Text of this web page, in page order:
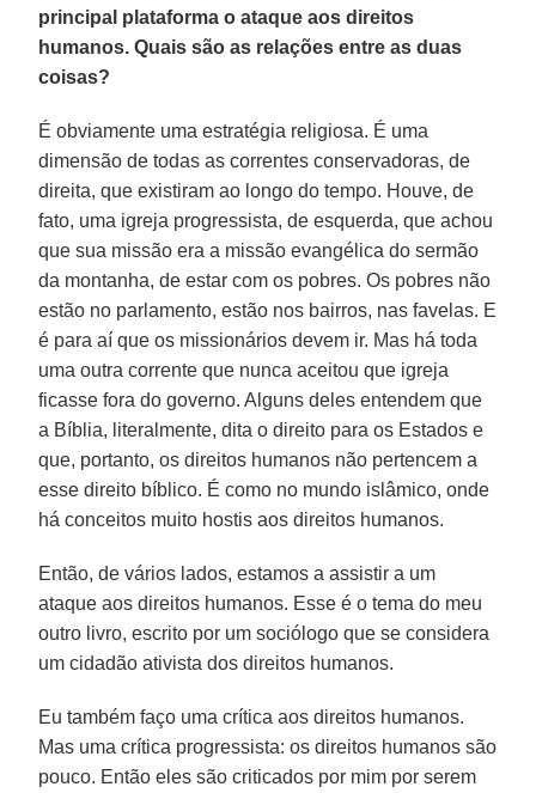
principal plataforma o ataque aos direitos
humanos. Quais são as relações entre as duas
coisas?
É obviamente uma estratégia religiosa. É uma
dimensão de todas as correntes conservadoras, de
direita, que existiram ao longo do tempo. Houve, de
fato, uma igreja progressista, de esquerda, que achou
que sua missão era a missão evangélica do sermão
da montanha, de estar com os pobres. Os pobres não
estão no parlamento, estão nos bairros, nas favelas. E
é para aí que os missionários devem ir. Mas há toda
uma outra corrente que nunca aceitou que igreja
ficasse fora do governo. Alguns deles entendem que
a Bíblia, literalmente, dita o direito para os Estados e
que, portanto, os direitos humanos não pertencem a
esse direito bíblico. É como no mundo islâmico, onde
há conceitos muito hostis aos direitos humanos.
Então, de vários lados, estamos a assistir a um
ataque aos direitos humanos. Esse é o tema do meu
outro livro, escrito por um sociólogo que se considera
um cidadão ativista dos direitos humanos.
Eu também faço uma crítica aos direitos humanos.
Mas uma crítica progressista: os direitos humanos são
pouco. Então eles são criticados por mim por serem